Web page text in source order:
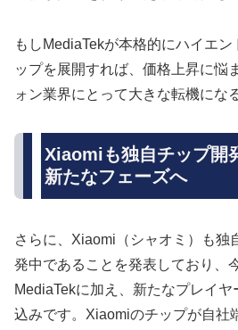
もしMediaTekが本格的にハイエ
ップを展開すれば、価格上昇に悩
ォン業界にとって大きな転機にな
Xiaomiも独自チップ開
新たなフェーズへ
さらに、Xiaomi（シャオミ）も独
発中であることを発表しており、
MediaTekに加え、新たなプレイ
込みです。Xiaomiのチップが自社